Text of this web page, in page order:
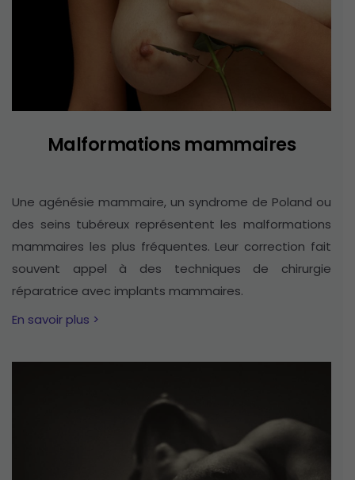
Malformations mammaires
Une agénésie mammaire, un syndrome de Poland ou
des seins tubéreux représentent les malformations
mammaires les plus fréquentes. Leur correction fait
souvent appel à des techniques de chirurgie
réparatrice avec implants mammaires.
En savoir plus >